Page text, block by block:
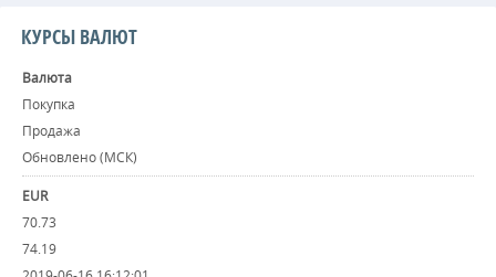
КУРСЫ ВАЛЮТ
Валюта
Покупка
Продажа
Обновлено (МСК)
EUR
70.73
74.19